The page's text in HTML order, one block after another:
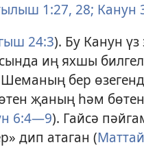
1:27, 28; Канун
24:3). Бу Канун үз
иң яхшы
бер
җаның һәм бөтен
6:4—9). Гайсә
дип атаган (